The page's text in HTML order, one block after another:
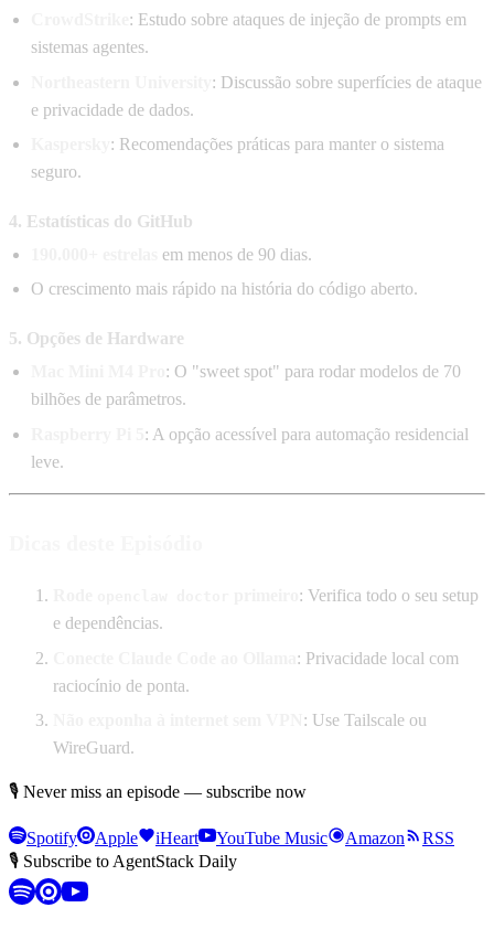
: Estudo sobre ataques de injeção de prompts em
sistemas agentes.
: Discussão sobre superfícies de ataque
e privacidade de dados.
: Recomendações práticas para manter o sistema
seguro.
4. Estatísticas do GitHub
em menos de 90 dias.
O crescimento mais rápido na história do código aberto.
5. Opções de Hardware
: O "sweet spot" para rodar modelos de 70
bilhões de parâmetros.
: A opção acessível para automação residencial
leve.
: Verifica todo o seu setup
e dependências.
: Privacidade local com
raciocínio de ponta.
: Use Tailscale ou
WireGuard.
🎙 Never miss an episode — subscribe now
Spotify Apple iHeart YouTube Music Amazon
RSS
🎙 Subscribe to AgentStack Daily